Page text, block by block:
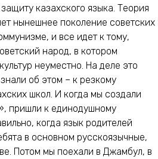
казахского языка. Теория
нынешнее поколение советских
и все идет к тому,
народ, в котором
неуместно. На деле это
об этом – к резкому
школ. И когда мы создали
пришли к единодушному
когда язык родителей
в основном русскоязычные,
Потом мы поехали в Джамбул, в